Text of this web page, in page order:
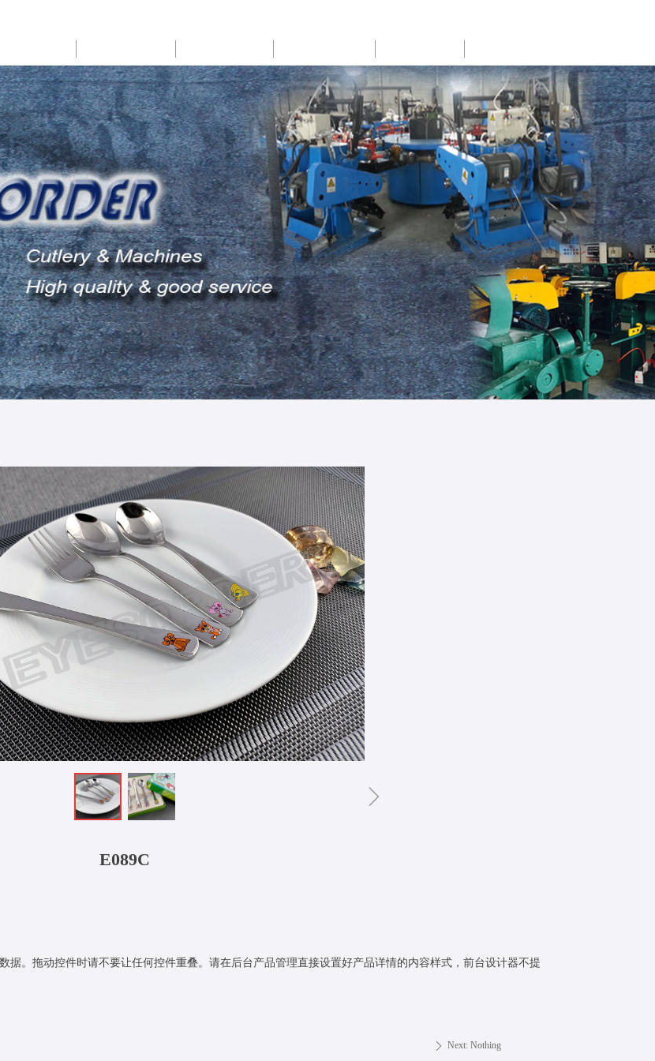
ꁇ
E089C
ꄲ Next: Nothing
据。拖动控件时请不要让任何控件重叠。请在后台产品管理直接设置好产品详情的内容样式，前台设计器不提